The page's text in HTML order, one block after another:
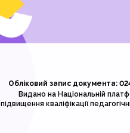
Обліковий запис документа:
Видано на Національній
підвищення кваліфікації